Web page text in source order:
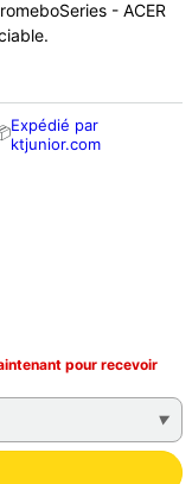
- ACER
Expédié par
ktjunior.com
pour recevoir